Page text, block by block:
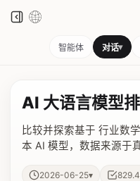
智能体 对话▾
AI 大语言模型
比较并探索基于 行业数
本 AI 模型，数据来源于
2026-06-25▾